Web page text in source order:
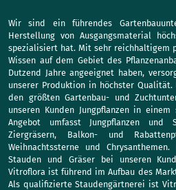
Wir sind ein führendes
Herstellung von Ausgangsmaterial
spezialisiert hat. Mit sehr reichhaltigem
Wissen auf dem Gebiet des
Dutzend Jahre angeeignet haben,
unserer Produktion in höchster
den größten Gartenbau- und
unseren Kunden Jungpflanzen in
Angebot umfasst Jungpflanzen und
Ziergräsern, Balkon- und
Weihnachtssterne und
Stauden und Gräser bei unseren
Vitroflora ist führend im Aufbau des
Als qualifizierte Staudengärtnerei ist